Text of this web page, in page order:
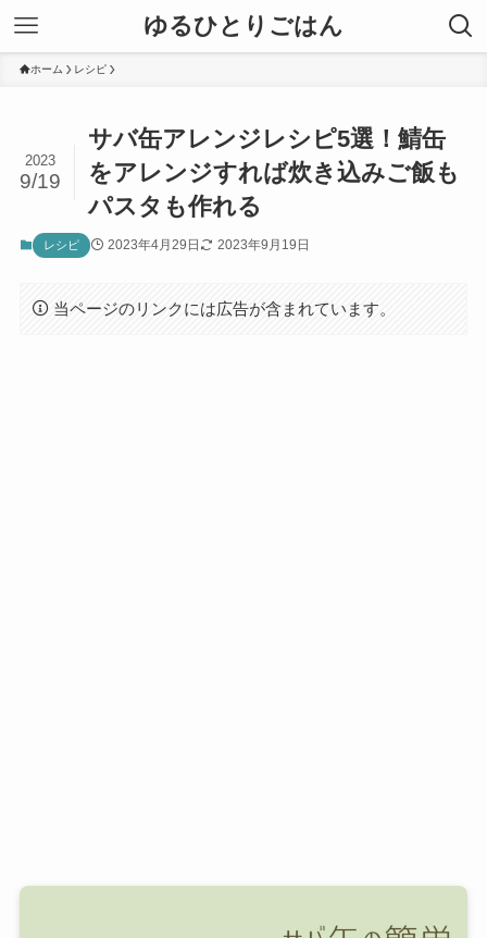
ゆるひとりごはん
ホーム レシピ
サバ缶アレンジレシピ5選！鯖缶
をアレンジすれば炊き込みご飯も
パスタも作れる
2023
9/19
レシピ 2023年4月29日 2023年9月19日
当ページのリンクには広告が含まれています。